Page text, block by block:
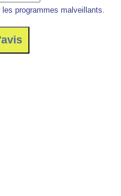
programmes malveillants.